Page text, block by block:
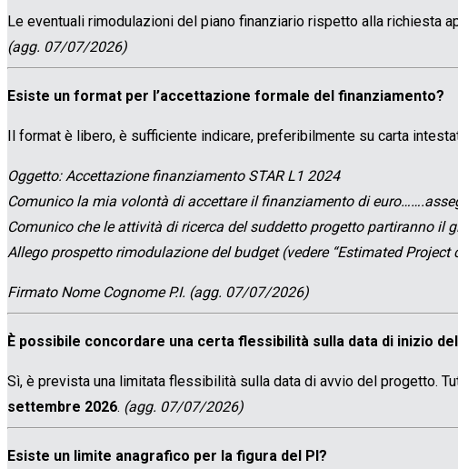
Le eventuali rimodulazioni del piano finanziario rispetto alla richiesta
(agg. 07/07/2026)
Esiste un format per l’accettazione formale del finanziamento?
Il format è libero, è sufficiente indicare, preferibilmente su carta
Oggetto: Accettazione finanziamento STAR L1 2024
Comunico la mia volontà di accettare il finanziamento di
Comunico che le attività di ricerca del suddetto progetto partiranno il
Allego prospetto rimodulazione del budget (vedere “Estimated Project
Firmato Nome Cognome P.I. (agg. 07/07/2026)
È possibile concordare una certa flessibilità sulla data di inizio
Sì, è prevista una limitata flessibilità sulla data di avvio del progetto.
settembre 2026. (agg. 07/07/2026)
Esiste un limite anagrafico per la figura del PI?